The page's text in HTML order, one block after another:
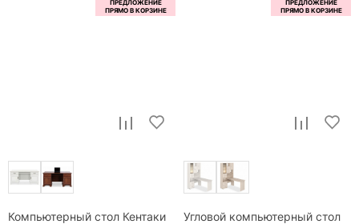
Компьютерный стол Кентаки
Угловой компьютерный стол